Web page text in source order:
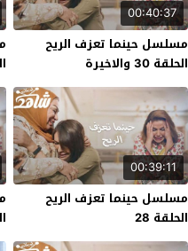
00:40:37
مسلسل حينما تعزف الريح
الحلقة 30 والاخيرة
00:39:11
مسلسل حينما تعزف الريح
الحلقة 28